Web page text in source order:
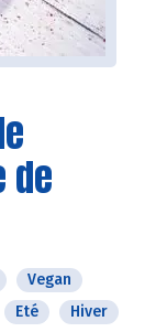
de
Vegan
Eté
Hiver